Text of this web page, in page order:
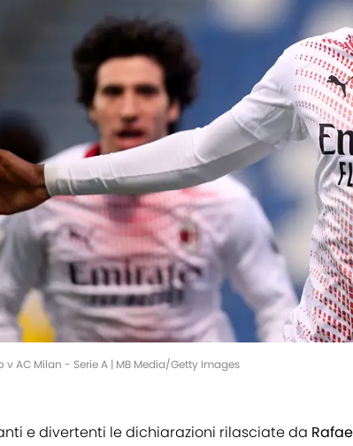
v AC Milan - Serie A | MB Media/Getty Images
e divertenti le dichiarazioni rilasciate da